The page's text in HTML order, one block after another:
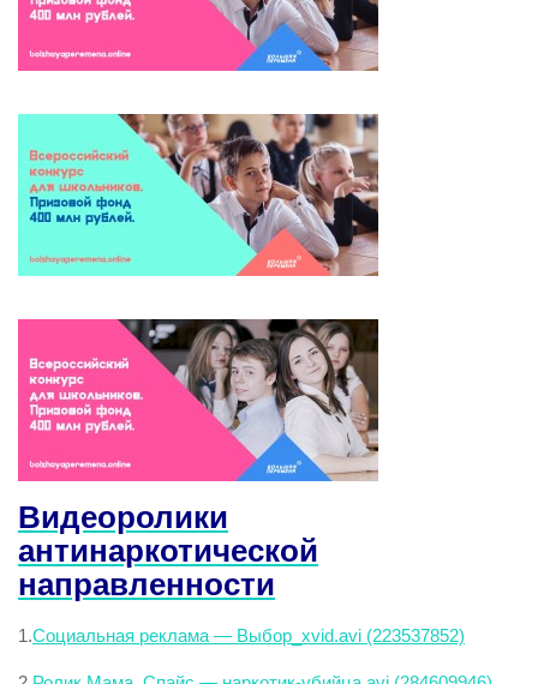
Видеоролики
антинаркотической
направленности
1.Социальная реклама — Выбор_xvid.avi (223537852)